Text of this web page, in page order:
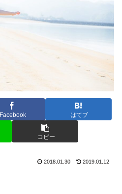
Facebook はてブ
コピー
2018.01.30 2019.01.12